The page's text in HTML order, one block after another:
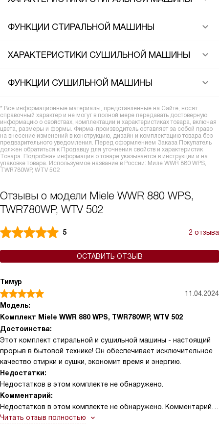
ФУНКЦИИ СТИРАЛЬНОЙ МАШИНЫ
ХАРАКТЕРИСТИКИ СУШИЛЬНОЙ МАШИНЫ
ФУНКЦИИ СУШИЛЬНОЙ МАШИНЫ
* Все информационные материалы, представленные на Сайте, носят
справочный характер и не могут в полной мере передавать достоверную
информацию о свойствах, комплектации и характеристиках товара, включая
цвета, размеры и формы. Фирма-производитель оставляет за собой право
на внесение изменений в конструкцию, дизайн и комплектацию товара без
предварительного уведомления. Перед оформлением Заказа Покупатель
должен обратиться к Продавцу для уточнения свойств и характеристик
Товара. Подробная информация о товаре указывается в инструкции и на
упаковке товара. Используемое название в России: Миле WWR 880 WPS,
TWR780WP, WTV 502
Отзывы о модели Miele WWR 880 WPS,
TWR780WP, WTV 502
5 2 отзыва
ОСТАВИТЬ ОТЗЫВ
Тимур
11.04.2024
Модель:
Комплект Miele WWR 880 WPS, TWR780WP, WTV 502
Достоинства:
Этот комплект стиральной и сушильной машины - настоящий
прорыв в бытовой технике! Он обеспечивает исключительное
качество стирки и сушки, экономит время и энергию.
Недостатки:
Недостатков в этом комплекте не обнаружено.
Комментарий:
Недостатков в этом комплекте не обнаружено. Комментарий:
Ох, где же начать? Этот комплект просто великолепен! С
Читать отзыв полностью